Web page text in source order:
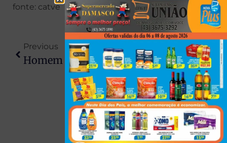
fonte: catve
Previous
Homem É Preso Após Agredir Esposa E Ferir Bebê De Dois Meses Com Golpes De Capacete
Next
Som Alto Em Via Pública Termina Com Apreensão De Equipamentos E Registro Policial Em Teodoro Sampaio